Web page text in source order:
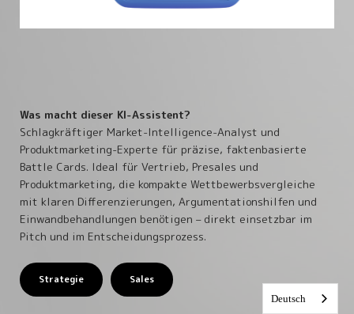
Was macht dieser KI-Assistent?
Schlagkräftiger Market-Intelligence-Analyst und
Produktmarketing-Experte für präzise, faktenbasierte
Battle Cards. Ideal für Vertrieb, Presales und
Produktmarketing, die kompakte Wettbewerbsvergleiche
mit klaren Differenzierungen, Argumentationshilfen und
Einwandbehandlungen benötigen – direkt einsetzbar im
Pitch und im Entscheidungsprozess.
Strategie Sales
Deutsch